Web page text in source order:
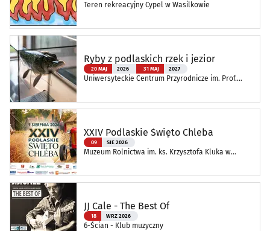
Teren rekreacyjny Cypel w Wasilkowie
Ryby z podlaskich rzek i jezior
20 MAJ 2026 31 MAJ 2027
Uniwersyteckie Centrum Przyrodnicze im. Prof.
XXIV Podlaskie Święto Chleba
09 SIE 2026
Muzeum Rolnictwa im. ks. Krzysztofa Kluka w
JJ Cale - The Best Of
18 WRZ 2026
6-Ścian - Klub muzyczny